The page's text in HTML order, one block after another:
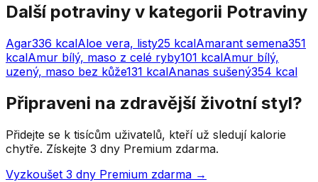
Další potraviny v kategorii Potraviny
Agar336 kcalAloe vera, listy25 kcalAmarant semena351
kcalAmur bílý, maso z celé ryby101 kcalAmur bílý,
uzený, maso bez kůže131 kcalAnanas sušený354 kcal
Připraveni na zdravější životní styl?
Přidejte se k tisícům uživatelů, kteří už sledují kalorie
chytře. Získejte 3 dny Premium zdarma.
Vyzkoušet 3 dny Premium zdarma →